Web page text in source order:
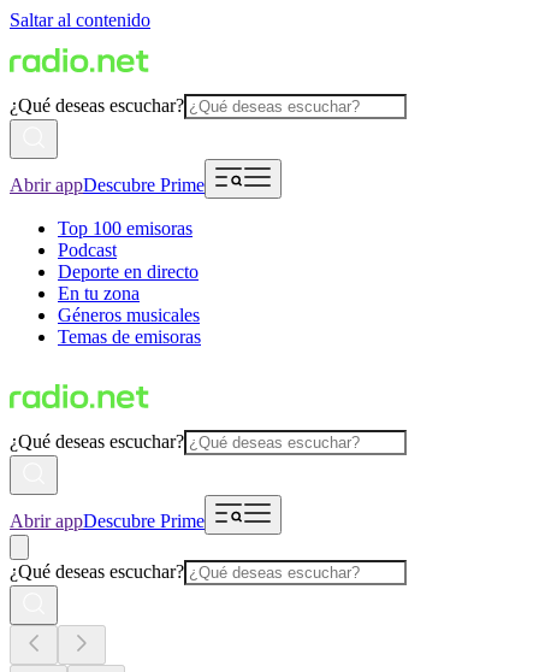
Saltar al contenido
¿Qué deseas escuchar?
Abrir appDescubre Prime
Top 100 emisoras
Podcast
Deporte en directo
En tu zona
Géneros musicales
Temas de emisoras
¿Qué deseas escuchar?
Abrir appDescubre Prime
¿Qué deseas escuchar?